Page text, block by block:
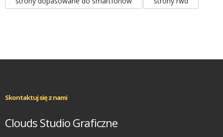
Skontaktuj się z nami
Clouds Studio Graficzne